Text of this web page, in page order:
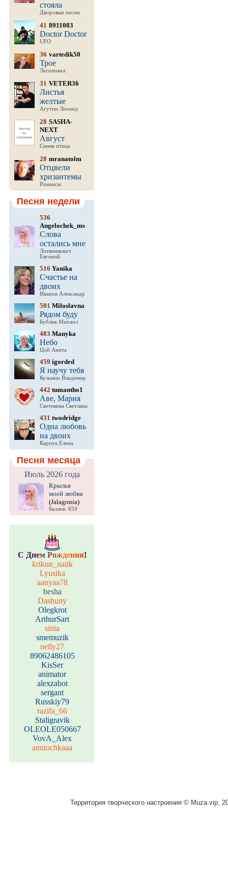
стояла
Дворовые песни
41 8911083
Doctor Doctor
UFO
36 vartedik50
Трое
Лесоповал
31 VETER36
Листья
желтые
Агутин Леонид
28 SASHA-
NEXT
Август
Синяя птица
28 mranatolm
Отцвели
хризантемы
Романсы
Песня недели
536
Angelochek_ms
Слова
остались мне
Литвинкович
Евгений
516 Yanika
Счастье на
двоих
Иванов Александр
501 Miloslavna
Рядом буду
Бублик Михаил
483 Manyka
Небо
Цой Анита
459 igorded
Я научу тебя
Кузьмин Владимир
442 tumantho1
Аве, Мария
Светикова Светлана
431 twodridge
Одна любовь
на двоих
Карпук Елена
Песня месяца
Июль 2026 года
Крылья
моей любви
(Jalagonia)
Баллов: 659
С Днем Рождения!
krikun_natik
Lyusika
aanyaa78
besha
Dashuny
Olegkrot
ArthurSart
sinta
smemuzik
nelly27
89062486105
KisSer
animator
alexzabot
sergant
Russkiy79
razifa_66
Staligravik
OLEOLE050667
VovA_Alex
anutochkaaa
Территория творческого настроения © Muza.vip,